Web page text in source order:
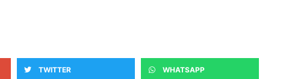
TWITTER WHATSAPP